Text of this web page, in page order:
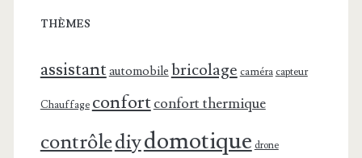
THÈMES
assistant automobile bricolage caméra capteur
Chauffage confortconfort thermique
contrôlediydomotique drone